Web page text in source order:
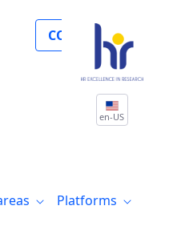
COLLABORATE
en-US
Platforms